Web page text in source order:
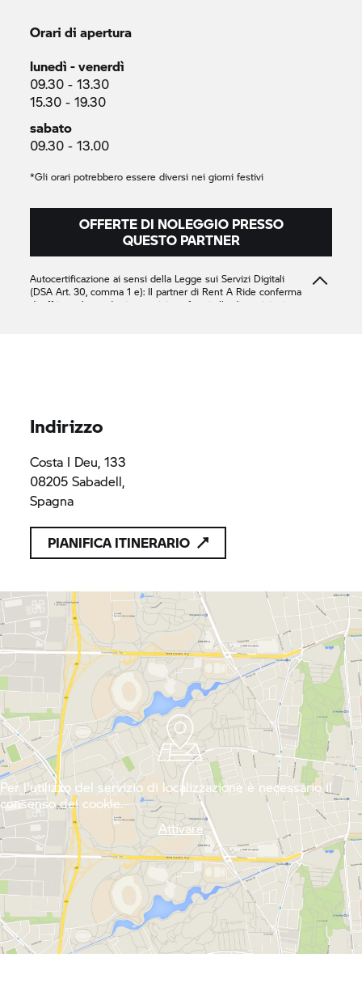
Orari di apertura
lunedì - venerdì
09.30 - 13.30
15.30 - 19.30
sabato
09.30 - 13.00
*Gli orari potrebbero essere diversi nei giorni festivi
OFFERTE DI NOLEGGIO PRESSO
QUESTO PARTNER
Autocertificazione ai sensi della Legge sui Servizi Digitali
(DSA Art. 30, comma 1 e): Il partner di Rent A Ride conferma
di offrire solo prodotti o servizi conformi alle disposizioni
Indirizzo
Costa I Deu, 133
08205 Sabadell,
Spagna
PIANIFICA ITINERARIO
Per l'utilizzo del servizio di localizzazione è necessario il
consenso dei cookie.
Attivare